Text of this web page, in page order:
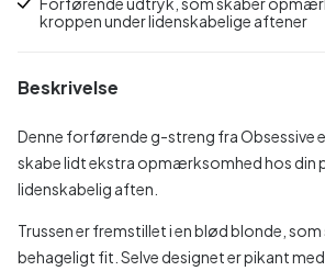
kroppen under lidenskabelige aftener
Beskrivelse
Denne forførende g-streng fra Obsessive
skabe lidt ekstra opmærksomhed hos din
lidenskabelig aften.
Trussen er fremstillet i en blød blonde, som
behageligt fit. Selve designet er pikant med